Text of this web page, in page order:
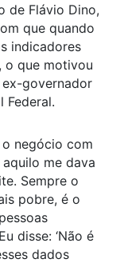
de Flávio Dino,
que quando
indicadores
o que motivou
governador
Federal.
o negócio com
me dava
Sempre o
pobre, é o
disse: ‘Não é
dados